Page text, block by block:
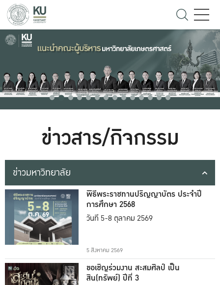
ข่าวสาร/กิจกรรม
ข่าวมหาวิทยาลัย
พิธีพระราชทานปริญญาบัตร ประจำปี
การศึกษา 2568
วันที่ 5-8 ตุลาคม 2569
5 สิงหาคม 2569
ขอเชิญร่วมงาน สะสมศิลป์ เป็น
สิน(ทรัพย์) ปีที่ 3